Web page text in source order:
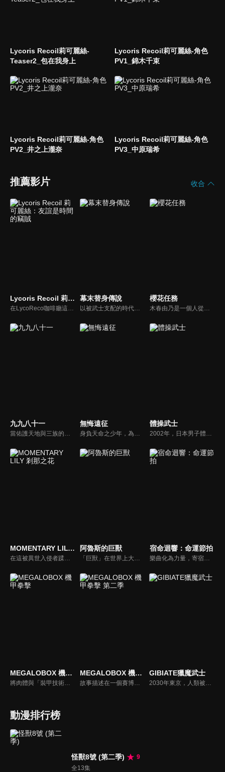
Lycoris Recoil莉可麗絲-
Teaser2_包在我身上
Lycoris Recoil莉可麗絲-角色
PV1_錦木千束
Lycoris Recoil莉可麗絲-角色
PV2_井之上瀧奈
Lycoris Recoil莉可麗絲-角色
PV3_中原瑞希
推薦影片 收合
Lycoris Recoil 莉可麗絲：友誼是時間的竊賊
在LycoReco咖啡廳這個舞台上，成員們有了更多新的互動。 請盡情享受非常日常的景象吧。
幕末替身傳說
以被武士支配的時代作為舞台，描述七位被選中的罪人們，要代替被某個不知名人士全滅的新選組，守護京都的治安。
櫻花任務
木春由乃是一個人從東京來到鄉下，即將面臨短大畢業的20歲普通女生。她接受了30多家公司的面試，卻得不到工作肯定，積蓄也所剩無幾。就在她仍在這樣糾結的某一天，忽然收到了來自以前曾經工作過的一家派遣事務所的委託。意外的被任命為「間野山」這個鄉下地方的「國王」?!
九九八十一 無悔遠征 體操武士
MOMENTARY LILY 剎那之花 阿魯斯的巨獸 宿命迴響：命運節拍
樂曲化為力量，寄宿於少女之身。過往創作的傳奇歌劇和偉大樂曲，將化為樂譜中誕生的新生命「奏者」。在失去音樂的世界裡，凝聚音樂之力進行戰鬥，這是少女們和命運短暫而美麗的故事。她們為歡樂的未來為目標而努力！
MEGALOBOX 機甲拳擊
將肉體與「裝甲技術」融合的究極格鬥技——「MEGALOBOX」，將自己的全部賭在上面的男人們的熱血戰鬥開始！今天也立於非認可地區的賭博比賽賽場上的MEGALO拳擊手「JUNK DOG」。雖然具備實力，自己卻只有比賽造假賺錢這一條生存之道，他為這樣的「現在」感到心焦。但是，他與孤高的冠軍-勇利相遇後，作為一個MEGALO拳擊手，作為一個男人，向自己的「現在」發起挑戰。
MEGALOBOX 機甲拳擊 第二季
故事描述在一個賽博龐克風的近未來，發展出了以外骨骼裝甲和拳擊融合的究極格鬥競技「MEGALOBOX」，但身為沒有市民權資格、居住在非認可區的主角JNK DOG即便想參賽，卻也只能被困在鄉下靠著打假比賽維生。本次的續做將以前作 7 年後的世界做為舞台，再度展開一場場精彩的對決。
GIBIATE獵魔武士
2030年東京，人類被GIBIA化。面對世界範圍內開始的GIBIA化，凱琳向星辰許願“請賜我力量”如同回應她的許願，千水·兼六從過去前來。第一次與GIBIA對峙的千水·兼六等人陷入苦戰…就在這時，凱瑟琳前來相助。千水·兼六前往凱瑟琳他們居住的營地，然而…。
動漫排行榜
怪獸8號 (第二季)
9
全13集